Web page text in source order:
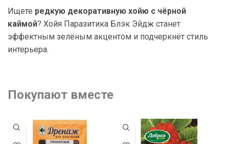
Ищете редкую декоративную хойю с чёрной
каймой? Хойя Паразитика Блэк Эйдж станет
эффектным зелёным акцентом и подчеркнёт стиль
интерьера.
Покупают вместе